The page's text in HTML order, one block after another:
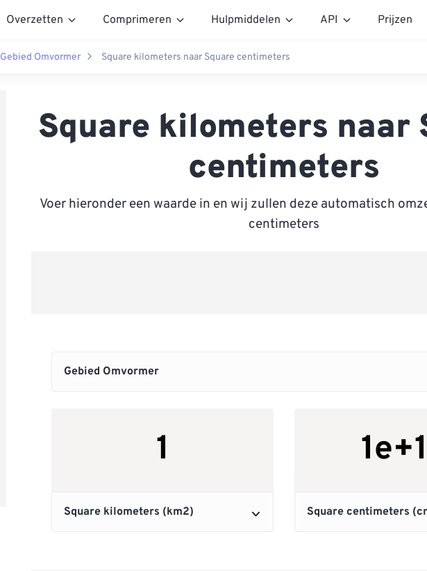
Overzetten Comprimeren Hulpmiddelen API Prijzen
Gebied Omvormer Square kilometers naar Square centimeters
Square kilometers naar
centimeters
Voer hieronder een waarde in en wij zullen deze automatisch
centimeters